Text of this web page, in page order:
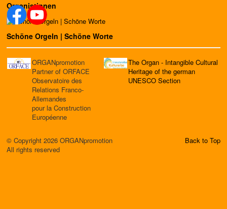
Organistinnen
Schöne Orgeln | Schöne Worte
ORGANpromotion
Partner of ORFACE
Observatoire des
Relations Franco-
Allemandes
pour la Construction
Européenne
The Organ - Intangible Cultural
Heritage of the german
UNESCO Section
© Copyright 2026 ORGANpromotion
All rights reserved
Back to Top